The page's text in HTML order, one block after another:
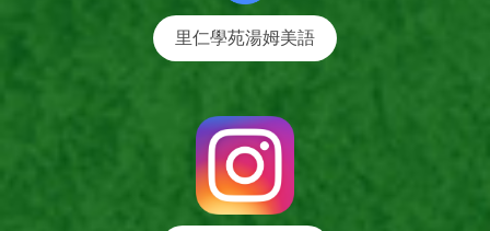
里仁學苑湯姆美語